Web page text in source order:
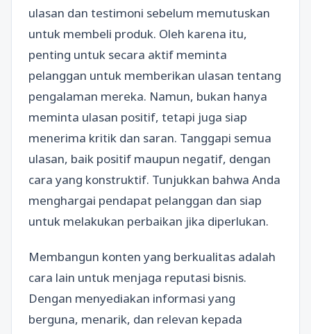
ulasan dan testimoni sebelum memutuskan
untuk membeli produk. Oleh karena itu,
penting untuk secara aktif meminta
pelanggan untuk memberikan ulasan tentang
pengalaman mereka. Namun, bukan hanya
meminta ulasan positif, tetapi juga siap
menerima kritik dan saran. Tanggapi semua
ulasan, baik positif maupun negatif, dengan
cara yang konstruktif. Tunjukkan bahwa Anda
menghargai pendapat pelanggan dan siap
untuk melakukan perbaikan jika diperlukan.
Membangun konten yang berkualitas adalah
cara lain untuk menjaga reputasi bisnis.
Dengan menyediakan informasi yang
berguna, menarik, dan relevan kepada